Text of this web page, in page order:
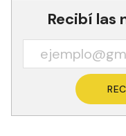
Recibí las